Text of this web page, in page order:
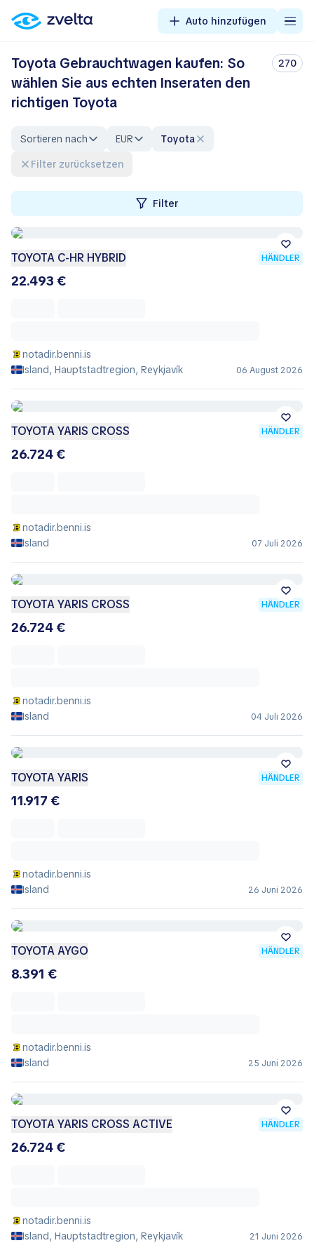
Auto hinzufügen
Toyota Gebrauchtwagen kaufen: So
wählen Sie aus echten Inseraten den
richtigen Toyota
270
Sortieren nach EUR
Toyota
Filter zurücksetzen
Filter
TOYOTA C-HR HYBRID HÄNDLER
22.493 €
notadir.benni.is
Island, Hauptstadtregion, Reykjavík
06 August 2026
TOYOTA YARIS CROSS HÄNDLER
26.724 €
notadir.benni.is
Island
07 Juli 2026
TOYOTA YARIS CROSS HÄNDLER
26.724 €
notadir.benni.is
Island
04 Juli 2026
TOYOTA YARIS HÄNDLER
11.917 €
notadir.benni.is
Island
26 Juni 2026
TOYOTA AYGO HÄNDLER
8.391 €
notadir.benni.is
Island
25 Juni 2026
TOYOTA YARIS CROSS ACTIVE HÄNDLER
26.724 €
notadir.benni.is
Island, Hauptstadtregion, Reykjavík
21 Juni 2026